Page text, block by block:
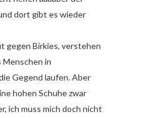
dort gibt es wieder
gegen Birkies, verstehen
Menschen in
Gegend laufen. Aber
hohen Schuhe zwar
ich muss mich doch nicht